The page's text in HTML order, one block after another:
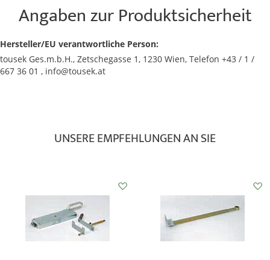
Angaben zur Produktsicherheit
Hersteller/EU verantwortliche Person:
tousek Ges.m.b.H., Zetschegasse 1, 1230 Wien, Telefon +43 / 1 /
667 36 01 , info@tousek.at
UNSERE EMPFEHLUNGEN AN SIE